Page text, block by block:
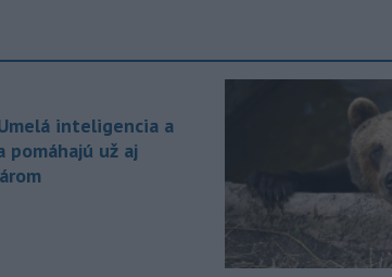
inteligencia a
pomáhajú už aj